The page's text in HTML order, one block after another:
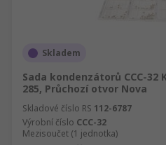
Skladem
Sada kondenzátorů CCC-
285, Průchozí otvor Nova
Skladové číslo RS 112-6787
Výrobní číslo CCC-32
Mezisoučet (1 jednotka)